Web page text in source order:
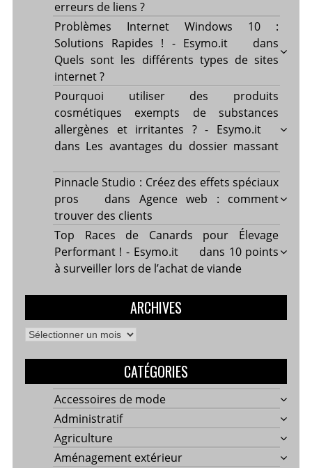
erreurs de liens ?
Problèmes Internet Windows 10 :
Solutions Rapides ! - Esymo.it
dans
Quels sont les différents types de sites
internet ?
Pourquoi utiliser des produits
cosmétiques exempts de substances
allergènes et irritantes ? - Esymo.it
dans Les avantages du dossier massant
Pinnacle Studio : Créez des effets spéciaux
pros
dans Agence web : comment
trouver des clients
Top Races de Canards pour Élevage
Performant ! - Esymo.it
dans 10 points
à surveiller lors de l’achat de viande
ARCHIVES
Archives
CATÉGORIES
Accessoires de mode
Administratif
Agriculture
Aménagement extérieur